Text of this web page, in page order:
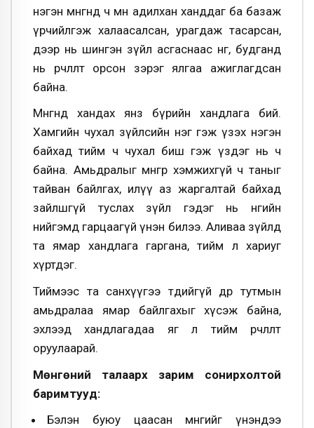
нэгэн мөнгөнд ч мөн адилхан ханддаг ба базаж
үрчийлгэж халаасалсан, урагдаж тасарсан,
дээр нь шингэн зүйл асгаснаас өнгө, будганд
нь өөрчлөлт орсон зэрэг ялгаа ажиглагдсан
байна.
Мөнгөнд хандах янз бүрийн хандлага бий.
Хамгийн чухал зүйлсийн нэг гэж үзэх нэгэн
байхад тийм ч чухал биш гэж үздэг нь ч
байна. Амьдралыг мөнгөөр хэмжихгүй ч таныг
тайван байлгах, илүү аз жаргалтай байхад
зайлшгүй туслах зүйл гэдэг нь өнөөгийн
нийгэмд гарцаагүй үнэн билээ. Аливаа зүйлд
та ямар хандлага гаргана, тийм л хариуг
хүртдэг.
Тиймээс та санхүүгээ төдийгүй өдөр тутмын
амьдралаа ямар байлгахыг хүсэж байна,
эхлээд хандлагадаа яг л тийм өөрчлөлт
оруулаарай.
Мөнгөний талаарх зарим сонирхолтой
баримтууд:
Бэлэн буюу цаасан мөнгийг үнэндээ